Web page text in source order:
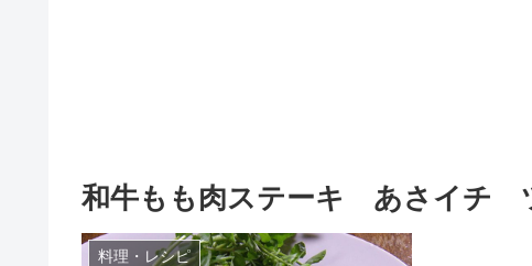
和牛もも肉ステーキ あさイチ
料理・レシピ